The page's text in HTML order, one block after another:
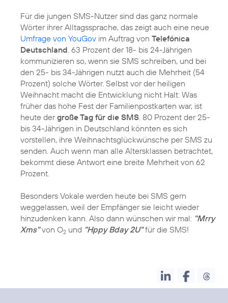
Für die jungen SMS-Nutzer sind das ganz normale
Wörter ihrer Alltagssprache, das zeigt auch eine neue
Umfrage von YouGov im Auftrag von Telefónica
Deutschland. 63 Prozent der 18- bis 24-Jährigen
kommunizieren so, wenn sie SMS schreiben, und bei
den 25- bis 34-Jährigen nutzt auch die Mehrheit (54
Prozent) solche Wörter. Selbst vor der heiligen
Weihnacht macht die Entwicklung nicht Halt: Was
früher das hohe Fest der Familienpostkarten war, ist
heute dergroße Tag für die SMS. 80 Prozent der 25-
bis 34-Jährigen in Deutschland könnten es sich
vorstellen, ihre Weihnachtsglückwünsche per SMS zu
senden. Auch wenn man alle Altersklassen betrachtet,
bekommt diese Antwort eine breite Mehrheit von 62
Prozent.
Besonders Vokale werden heute bei SMS gern
weggelassen, weil der Empfänger sie leicht wieder
hinzudenken kann. Also dann wünschen wir mal: "Mrry
Xms"von O2 und "Hppy Bday 2U"für die SMS!